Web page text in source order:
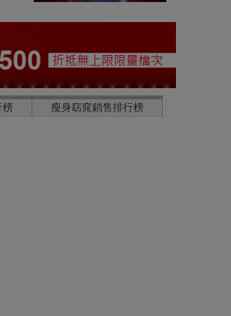
榜 瘦身窈窕銷售排行榜